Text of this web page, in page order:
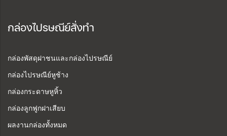
กล่องไปรษณีย์สั่งทำ
กล่องพัสดุฝาชนและกล่องไปรษณีย์
กล่องไปรษณีย์หูช้าง
กล่องกระดาษหูหิ้ว
กล่องลูกฟูกฝาเสียบ
ผลงานกล่องทั้งหมด